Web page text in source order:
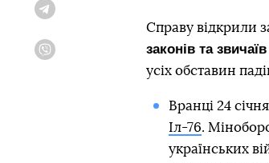
Справу відкрили
законів та
усіх обставин
Вранці 24
Іл-76.
українських